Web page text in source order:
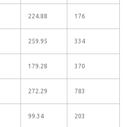
224.88 176
259.95 334
179.28 370
272.29 783
99.34 203